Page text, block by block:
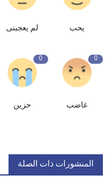
يحب لم يعجبنى
0
غاضب
0
حزين
المنشورات ذات الصلة